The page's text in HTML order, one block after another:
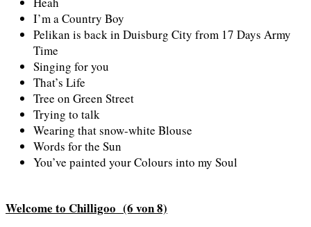
I’m a Country Boy
Pelikan is back in Duisburg City from 17 Days Army
Time
Singing for you
That’s Life
Tree on Green Street
Trying to talk
Wearing that snow-white Blouse
Words for the Sun
You’ve painted your Colours into my Soul
Welcome to Chilligoo (6 von 8)